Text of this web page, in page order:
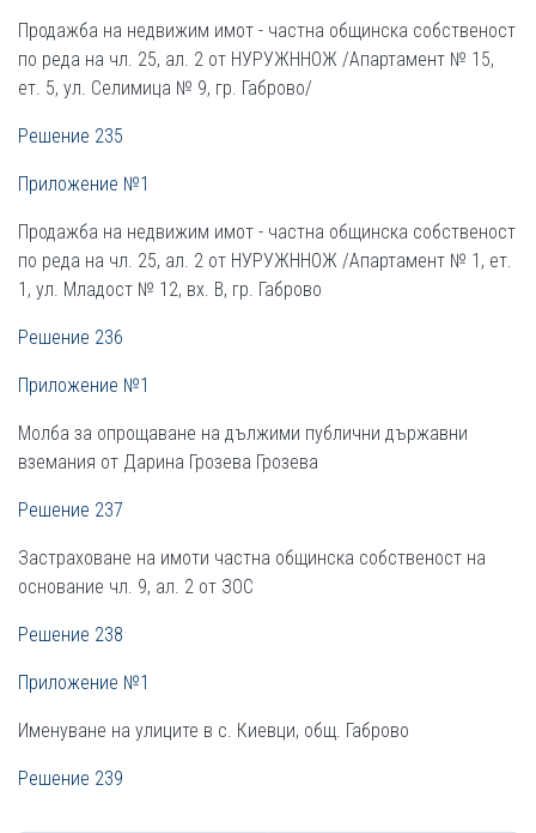
Продажба на недвижим имот - частна общинска собственост
по реда на чл. 25, ал. 2 от НУРУЖННОЖ /Апартамент № 15,
ет. 5, ул. Селимица № 9, гр. Габрово/
Решение 235
Приложение №1
Продажба на недвижим имот - частна общинска собственост
по реда на чл. 25, ал. 2 от НУРУЖННОЖ /Апартамент № 1, ет.
1, ул. Младост № 12, вх. В, гр. Габрово
Решение 236
Приложение №1
Молба за опрощаване на дължими публични държавни
вземания от Дарина Грозева Грозева
Решение 237
Застраховане на имоти частна общинска собственост на
основание чл. 9, ал. 2 от ЗОС
Решение 238
Приложение №1
Именуване на улиците в с. Киевци, общ. Габрово
Решение 239